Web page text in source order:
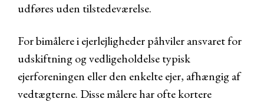
udføres uden tilstedeværelse.
For bimålere i ejerlejligheder påhviler ansvaret for
udskiftning og vedligeholdelse typisk
ejerforeningen eller den enkelte ejer, afhængig af
vedtægterne. Disse målere har ofte kortere